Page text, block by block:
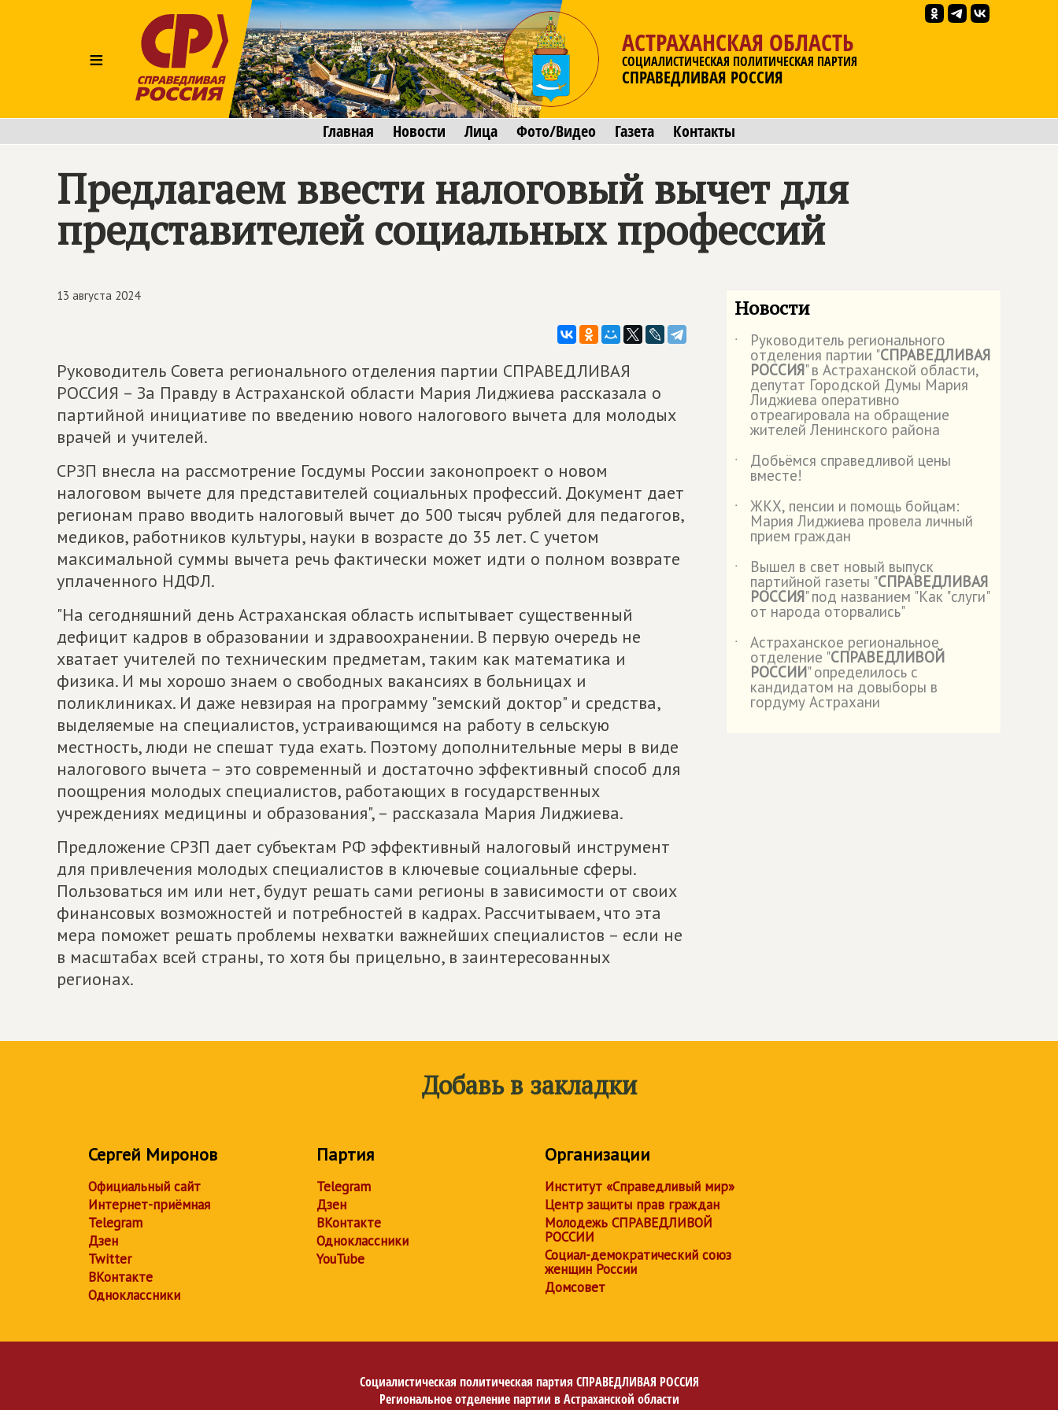
≡
АСТРАХАНСКАЯ ОБЛАСТЬ
СОЦИАЛИСТИЧЕСКАЯ ПОЛИТИЧЕСКАЯ ПАРТИЯ
СПРАВЕДЛИВАЯ РОССИЯ
Главная Новости Лица Фото/Видео Газета Контакты
Предлагаем ввести налоговый вычет для
представителей социальных профессий
13 августа 2024
Руководитель Совета регионального отделения партии СПРАВЕДЛИВАЯ
РОССИЯ – За Правду в Астраханской области Мария Лиджиева рассказала о
партийной инициативе по введению нового налогового вычета для молодых
врачей и учителей.
СРЗП внесла на рассмотрение Госдумы России законопроект о новом
налоговом вычете для представителей социальных профессий. Документ дает
регионам право вводить налоговый вычет до 500 тысяч рублей для педагогов,
медиков, работников культуры, науки в возрасте до 35 лет. С учетом
максимальной суммы вычета речь фактически может идти о полном возврате
уплаченного НДФЛ.
"На сегодняшний день Астраханская область испытывает существенный
дефицит кадров в образовании и здравоохранении. В первую очередь не
хватает учителей по техническим предметам, таким как математика и
физика. И мы хорошо знаем о свободных вакансиях в больницах и
поликлиниках. И даже невзирая на программу "земский доктор" и средства,
выделяемые на специалистов, устраивающимся на работу в сельскую
местность, люди не спешат туда ехать. Поэтому дополнительные меры в виде
налогового вычета – это современный и достаточно эффективный способ для
поощрения молодых специалистов, работающих в государственных
учреждениях медицины и образования", – рассказала Мария Лиджиева.
Предложение СРЗП дает субъектам РФ эффективный налоговый инструмент
для привлечения молодых специалистов в ключевые социальные сферы.
Пользоваться им или нет, будут решать сами регионы в зависимости от своих
финансовых возможностей и потребностей в кадрах. Рассчитываем, что эта
мера поможет решать проблемы нехватки важнейших специалистов – если не
в масштабах всей страны, то хотя бы прицельно, в заинтересованных
регионах.
Новости
˙ Руководитель регионального
отделения партии "СПРАВЕДЛИВАЯ
РОССИЯ" в Астраханской области,
депутат Городской Думы Мария
Лиджиева оперативно
отреагировала на обращение
жителей Ленинского района
˙
Добьёмся справедливой цены
вместе!
˙
ЖКХ, пенсии и помощь бойцам:
Мария Лиджиева провела личный
прием граждан
˙
Вышел в свет новый выпуск
партийной газеты "СПРАВЕДЛИВАЯ
РОССИЯ" под названием "Как "слуги"
от народа оторвались"
˙
Астраханское региональное
отделение "СПРАВЕДЛИВОЙ
РОССИИ" определилось с
кандидатом на довыборы в
гордуму Астрахани
Добавь в закладки
Сергей Миронов
Официальный сайт
Интернет-приёмная
Telegram
Дзен
Twitter
ВКонтакте
Одноклассники
Партия
Telegram
Дзен
ВКонтакте
Одноклассники
YouTube
Организации
Институт «Справедливый мир»
Центр защиты прав граждан
Молодежь СПРАВЕДЛИВОЙ
РОССИИ
Социал-демократический союз
женщин России
Домсовет
Социалистическая политическая партия СПРАВЕДЛИВАЯ РОССИЯ
Региональное отделение партии в Астраханской области